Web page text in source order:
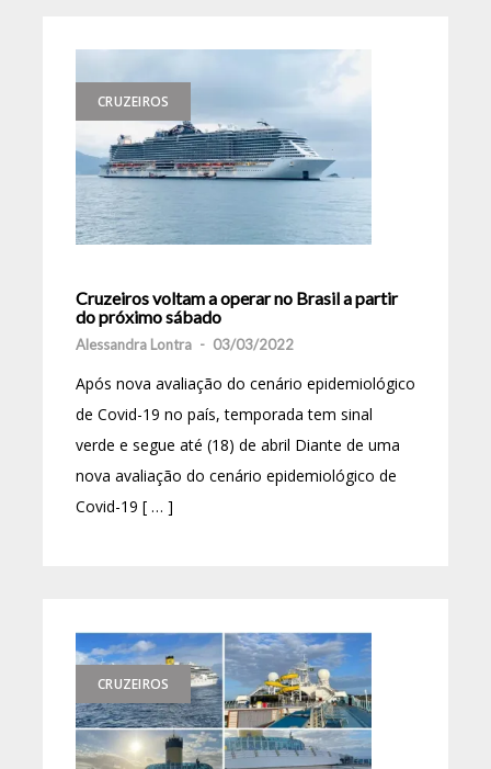
CRUZEIROS
Cruzeiros voltam a operar no Brasil a partir
do próximo sábado
Alessandra Lontra - 03/03/2022
Após nova avaliação do cenário epidemiológico
de Covid-19 no país, temporada tem sinal
verde e segue até (18) de abril Diante de uma
nova avaliação do cenário epidemiológico de
Covid-19 [ … ]
CRUZEIROS